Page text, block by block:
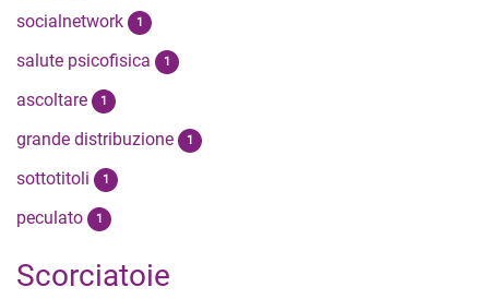
socialnetwork 1
salute psicofisica 1
ascoltare 1
grande distribuzione 1
sottotitoli 1
peculato 1
Scorciatoie